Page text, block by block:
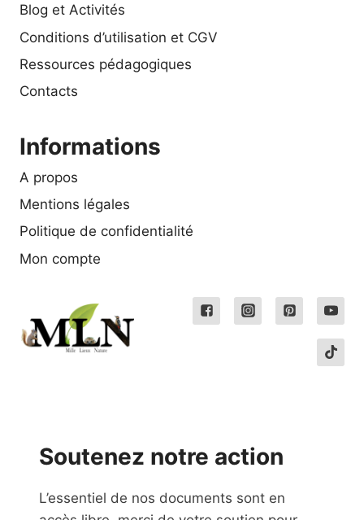
Blog et Activités
Conditions d’utilisation et CGV
Ressources pédagogiques
Contacts
Informations
A propos
Mentions légales
Politique de confidentialité
Mon compte
Soutenez notre action
L’essentiel de nos documents sont en